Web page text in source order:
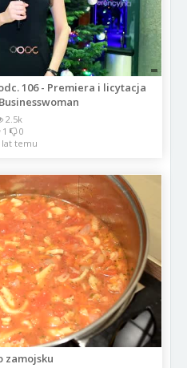
106 - Premiera i licytacja
2.5k
1
0
lat temu
zamojsku